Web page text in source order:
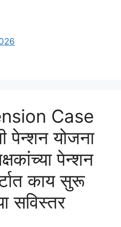
Case
योजना
पेन्शन
काय सुरू
सविस्तर